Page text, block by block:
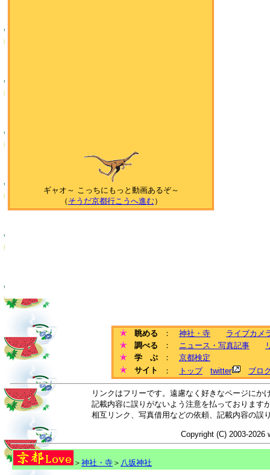
ギャオ～ こっちにもっと動画あるぞ～
（ そうだ京都行こうへ進む）
眺める ： 神社・寺
ライブカメ
調べる
： ニュース・写真記事
学 ぶ
： 京都検定
サイト
： トップ twitter ブロ
リンクはフリーです。遠慮なく好きなページに
記載内容に誤りがないよう注意を払っております
相互リンク、写真借用などの依頼、記載内容の誤
Copyright (C) 2003-2026
＞ 神社・寺 ＞ 八坂神社